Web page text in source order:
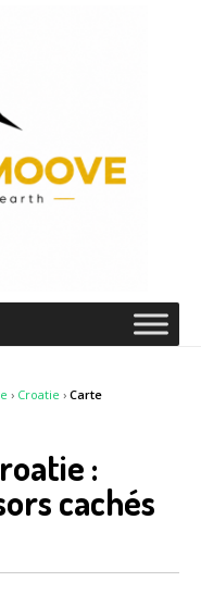
› Croatie › Carte
:
cachés